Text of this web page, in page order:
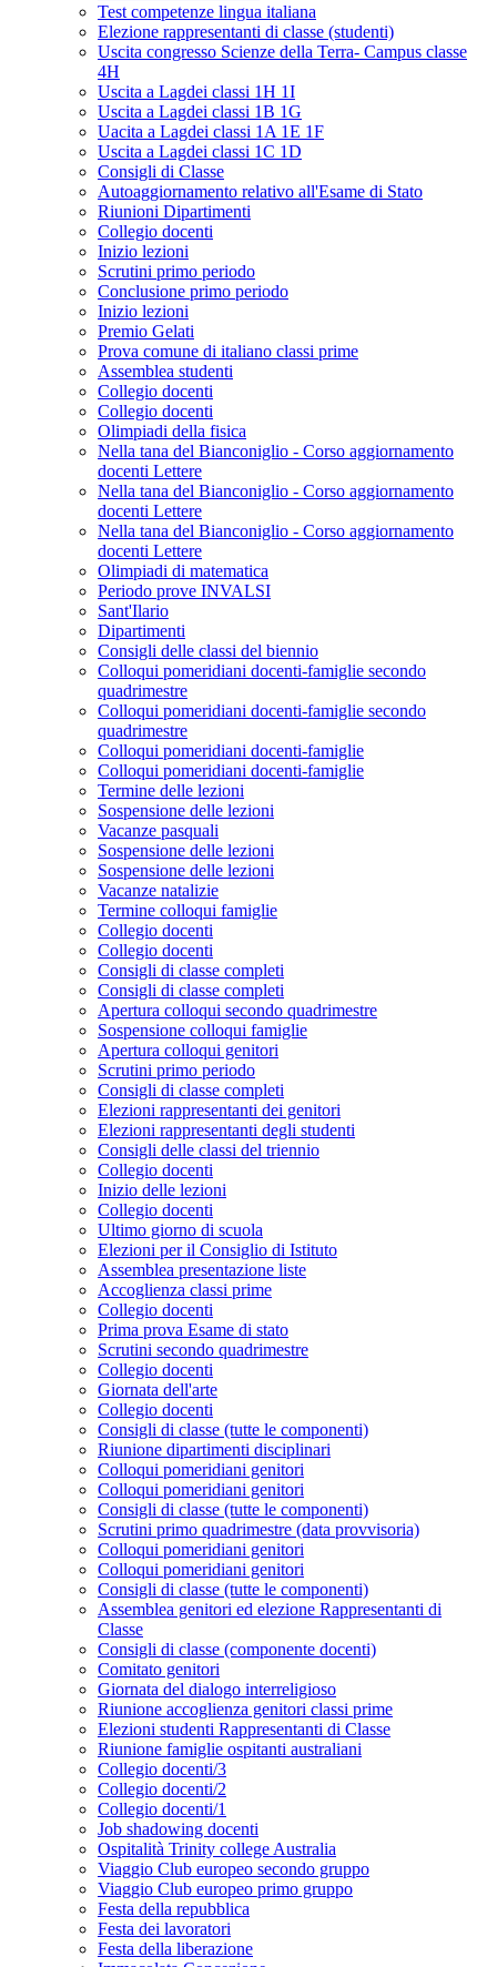
Test competenze lingua italiana
Elezione rappresentanti di classe (studenti)
Uscita congresso Scienze della Terra- Campus classe
4H
Uscita a Lagdei classi 1H 1I
Uscita a Lagdei classi 1B 1G
Uacita a Lagdei classi 1A 1E 1F
Uscita a Lagdei classi 1C 1D
Consigli di Classe
Autoaggiornamento relativo all'Esame di Stato
Riunioni Dipartimenti
Collegio docenti
Inizio lezioni
Scrutini primo periodo
Conclusione primo periodo
Inizio lezioni
Premio Gelati
Prova comune di italiano classi prime
Assemblea studenti
Collegio docenti
Collegio docenti
Olimpiadi della fisica
Nella tana del Bianconiglio - Corso aggiornamento
docenti Lettere
Nella tana del Bianconiglio - Corso aggiornamento
docenti Lettere
Nella tana del Bianconiglio - Corso aggiornamento
docenti Lettere
Olimpiadi di matematica
Periodo prove INVALSI
Sant'Ilario
Dipartimenti
Consigli delle classi del biennio
Colloqui pomeridiani docenti-famiglie secondo
quadrimestre
Colloqui pomeridiani docenti-famiglie secondo
quadrimestre
Colloqui pomeridiani docenti-famiglie
Colloqui pomeridiani docenti-famiglie
Termine delle lezioni
Sospensione delle lezioni
Vacanze pasquali
Sospensione delle lezioni
Sospensione delle lezioni
Vacanze natalizie
Termine colloqui famiglie
Collegio docenti
Collegio docenti
Consigli di classe completi
Consigli di classe completi
Apertura colloqui secondo quadrimestre
Sospensione colloqui famiglie
Apertura colloqui genitori
Scrutini primo periodo
Consigli di classe completi
Elezioni rappresentanti dei genitori
Elezioni rappresentanti degli studenti
Consigli delle classi del triennio
Collegio docenti
Inizio delle lezioni
Collegio docenti
Ultimo giorno di scuola
Elezioni per il Consiglio di Istituto
Assemblea presentazione liste
Accoglienza classi prime
Collegio docenti
Prima prova Esame di stato
Scrutini secondo quadrimestre
Collegio docenti
Giornata dell'arte
Collegio docenti
Consigli di classe (tutte le componenti)
Riunione dipartimenti disciplinari
Colloqui pomeridiani genitori
Colloqui pomeridiani genitori
Consigli di classe (tutte le componenti)
Scrutini primo quadrimestre (data provvisoria)
Colloqui pomeridiani genitori
Colloqui pomeridiani genitori
Consigli di classe (tutte le componenti)
Assemblea genitori ed elezione Rappresentanti di
Classe
Consigli di classe (componente docenti)
Comitato genitori
Giornata del dialogo interreligioso
Riunione accoglienza genitori classi prime
Elezioni studenti Rappresentanti di Classe
Riunione famiglie ospitanti australiani
Collegio docenti/3
Collegio docenti/2
Collegio docenti/1
Job shadowing docenti
Ospitalità Trinity college Australia
Viaggio Club europeo secondo gruppo
Viaggio Club europeo primo gruppo
Festa della repubblica
Festa dei lavoratori
Festa della liberazione